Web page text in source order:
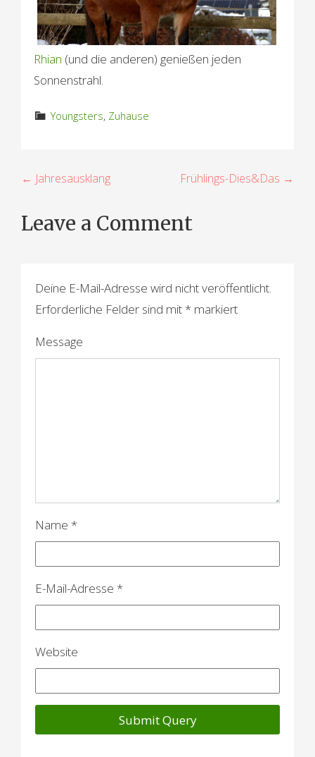
Rhian (und die anderen) genießen jeden
Sonnenstrahl.
Youngsters, Zuhause
B
i
n
← Jahresausklang Frühlings-Dies&Das →
Leave a Comment
Deine E-Mail-Adresse wird nicht veröffentlicht.
Erforderliche Felder sind mit* markiert
Message
Name *
E-Mail-Adresse *
Website